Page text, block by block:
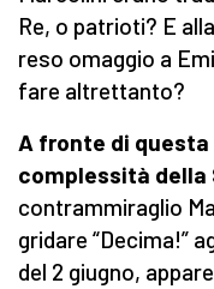
Re, o patrioti? E
reso omaggio a
fare altrettanto?
A fronte di questa
complessità della
contrammiraglio
gridare “Decima!”
del 2 giugno,